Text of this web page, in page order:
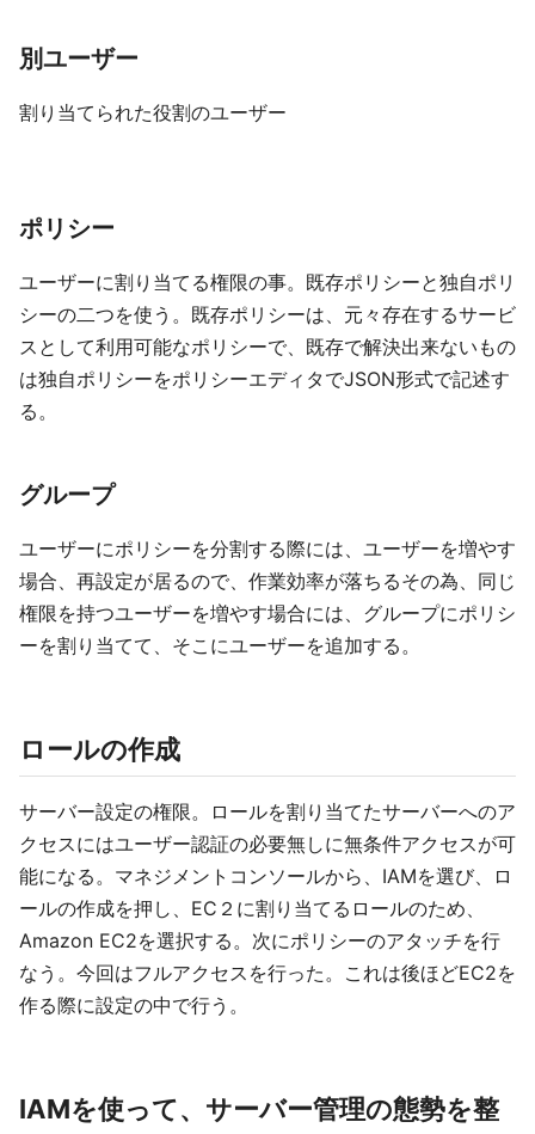
別ユーザー
割り当てられた役割のユーザー
ポリシー
ユーザーに割り当てる権限の事。既存ポリシーと独自ポリ
シーの二つを使う。既存ポリシーは、元々存在するサービ
スとして利用可能なポリシーで、既存で解決出来ないもの
は独自ポリシーをポリシーエディタでJSON形式で記述す
る。
グループ
ユーザーにポリシーを分割する際には、ユーザーを増やす
場合、再設定が居るので、作業効率が落ちるその為、同じ
権限を持つユーザーを増やす場合には、グループにポリシ
ーを割り当てて、そこにユーザーを追加する。
ロールの作成
サーバー設定の権限。ロールを割り当てたサーバーへのア
クセスにはユーザー認証の必要無しに無条件アクセスが可
能になる。マネジメントコンソールから、IAMを選び、ロ
ールの作成を押し、EC２に割り当てるロールのため、
Amazon EC2を選択する。次にポリシーのアタッチを行
なう。今回はフルアクセスを行った。これは後ほどEC2を
作る際に設定の中で行う。
IAMを使って、サーバー管理の態勢を整